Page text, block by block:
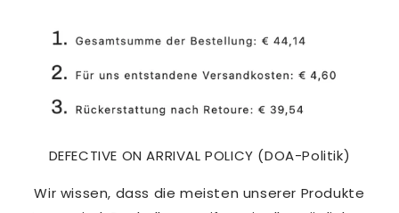
DEFECTIVE ON ARRIVAL POLICY (DOA-Politik)
Wir wissen, dass die meisten unserer Produkte